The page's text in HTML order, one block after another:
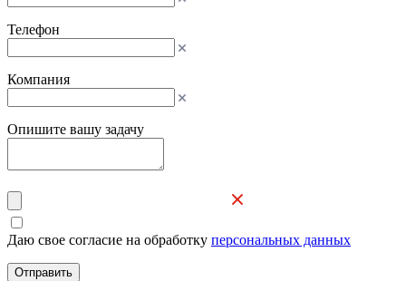
Телефон
Компания
Опишите вашу задачу
Даю свое согласие на обработку персональных данных
Отправить